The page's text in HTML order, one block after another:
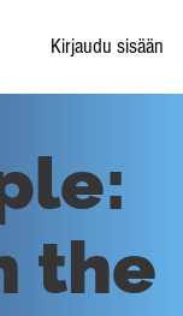
Kirjaudu sisään
the